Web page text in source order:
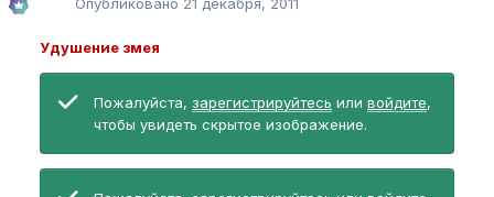
Удушение змея
Пожалуйста, зарегистрируйтесь или войдите,
чтобы увидеть скрытое изображение.